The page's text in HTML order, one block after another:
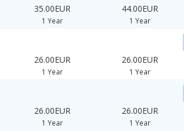
35.00EUR
1 Year
44.00EUR
1 Year
26.00EUR
1 Year
26.00EUR
1 Year
26.00EUR
1 Year
26.00EUR
1 Year